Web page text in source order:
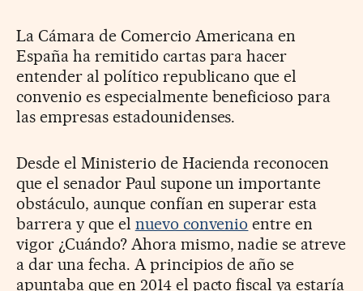
La Cámara de Comercio Americana en
España ha remitido cartas para hacer
entender al político republicano que el
convenio es especialmente beneficioso para
las empresas estadounidenses.
Desde el Ministerio de Hacienda reconocen
que el senador Paul supone un importante
obstáculo, aunque confían en superar esta
barrera y que el nuevo convenio entre en
vigor ¿Cuándo? Ahora mismo, nadie se atreve
a dar una fecha. A principios de año se
apuntaba que en 2014 el pacto fiscal ya estaría